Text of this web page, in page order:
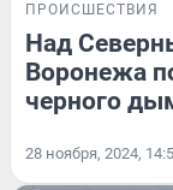
ПРОИСШЕСТВИЯ
Над
Воронежа
черного
28 ноября, 2024,